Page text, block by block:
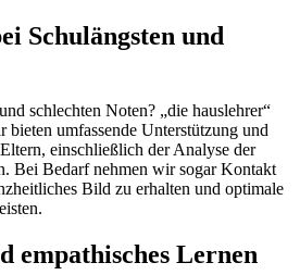
Schulängsten und
schlechten Noten? „die hauslehrer“
bieten umfassende Unterstützung und
einschließlich der Analyse der
Bei Bedarf nehmen wir sogar Kontakt
Bild zu erhalten und optimale
empathisches Lernen